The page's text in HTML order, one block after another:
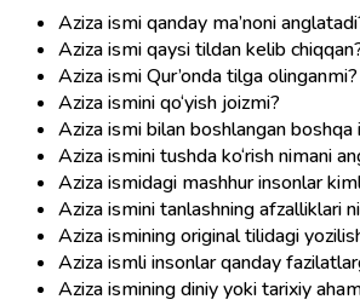
Aziza ismi qanday ma’noni
Aziza ismi qaysi tildan kelib
Aziza ismi Qur’onda tilga olinganmi?
Aziza ismini qo‘yish joizmi?
Aziza ismi bilan boshlangan boshqa
Aziza ismini tushda ko‘rish nimani
Aziza ismidagi mashhur insonlar
Aziza ismini tanlashning afzalliklari
Aziza ismining original tilidagi
Aziza ismli insonlar qanday
Aziza ismining diniy yoki tarixiy